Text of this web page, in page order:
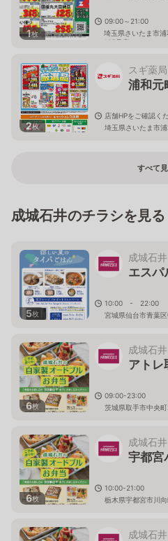
1枚
09:00～21:00
埼玉県さいたま市
105号室
2枚
スギ薬局
浦和元
店舗HPをご確認く
埼玉県さいたま市
すべて
成城石井のチラシを見る
5枚
成城石井
エスパ
10:00 - 22:00
宮城県仙台市青葉
6枚
成城石井
アトレ
09:00-23:00
茨城県取手市中央
6枚
成城石井
宇都宮
10:00-21:00
栃木県宇都宮市川
成城石井